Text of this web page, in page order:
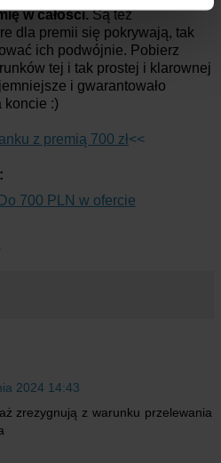
w całości.Są też
dla premii się pokrywają, tak
ich podwójnie. Pobierz
tej i tak prostej i klarownej
i gwarantowało
koncie :)
z premią 700 zł <<
700 PLN w ofercie
2024 14:43
zrezygnują z warunku przelewania